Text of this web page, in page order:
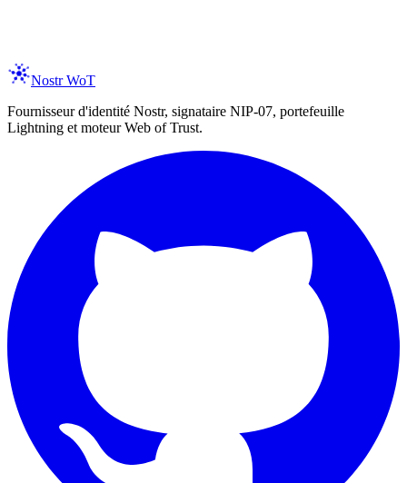
Nostr WoT
Fournisseur d'identité Nostr, signataire NIP-07, portefeuille
Lightning et moteur Web of Trust.